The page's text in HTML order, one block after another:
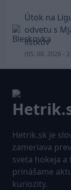
Útok na
odvetu s
lístkov
(05. 08. 2026 -
Hetrik.sk je
zameriava
sveta hokeja a
prinášame
kuriozity.